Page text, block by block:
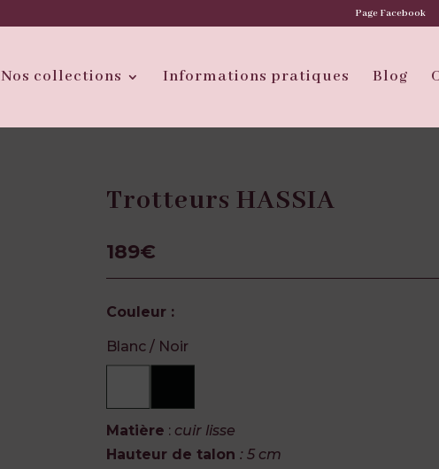
Page Facebook
Nos collections Informations pratiques Blog
Trotteurs HASSIA
189€
Couleur :
Blanc / Noir
Matière : cuir lisse
Hauteur de talon : 5 cm